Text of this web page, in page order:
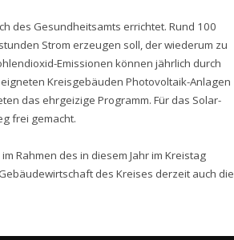
des Gesundheitsamts errichtet. Rund 100
Strom erzeugen soll, der wiederum zu
Emissionen können jährlich durch
Kreisgebäuden Photovoltaik-Anlagen
das ehrgeizige Programm. Für das Solar-
frei gemacht.
Rahmen des in diesem Jahr im Kreistag
des Kreises derzeit auch die